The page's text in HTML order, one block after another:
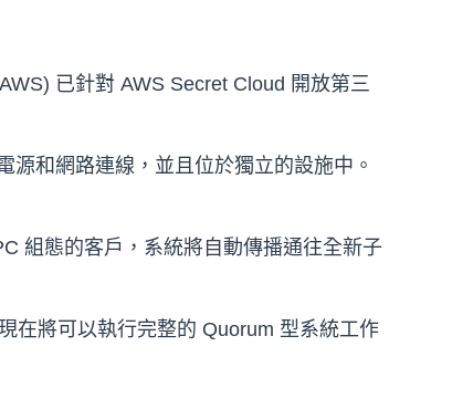
已針對 AWS Secret Cloud 開放第三
和網路連線，並且位於獨立的設施中。
組態的客戶，系統將自動傳播通往全新子
在將可以執行完整的 Quorum 型系統工作